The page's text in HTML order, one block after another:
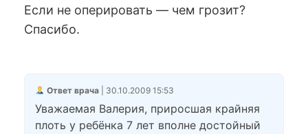
Если не оперировать — чем грозит?
Спасибо.
Ответ врача| 30.10.2009 15:53
Уважаемая Валерия, приросшая крайняя
плоть у ребёнка 7 лет вполне достойный